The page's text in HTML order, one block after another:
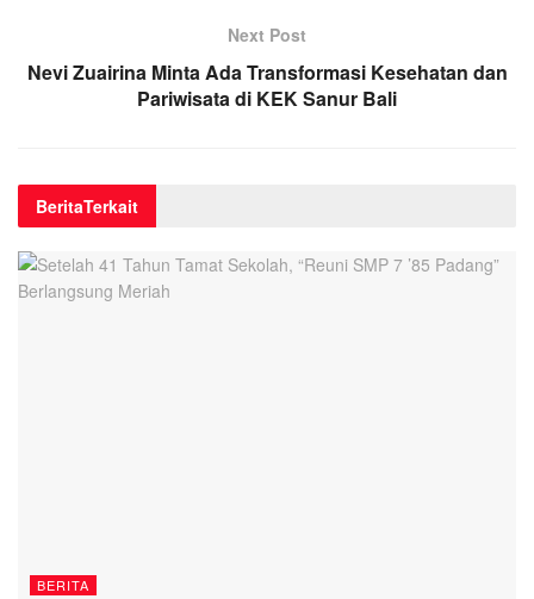
Next Post
Nevi Zuairina Minta Ada Transformasi Kesehatan dan
Pariwisata di KEK Sanur Bali
BeritaTerkait
BERITA